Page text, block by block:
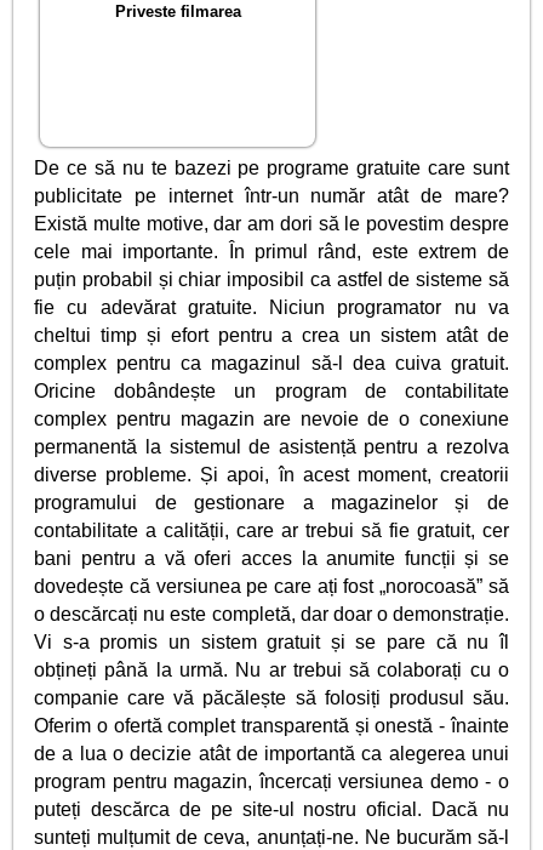
Priveste filmarea
De ce să nu te bazezi pe programe gratuite care sunt
publicitate pe internet într-un număr atât de mare?
Există multe motive, dar am dori să le povestim despre
cele mai importante. În primul rând, este extrem de
puțin probabil și chiar imposibil ca astfel de sisteme să
fie cu adevărat gratuite. Niciun programator nu va
cheltui timp și efort pentru a crea un sistem atât de
complex pentru ca magazinul să-l dea cuiva gratuit.
Oricine dobândește un program de contabilitate
complex pentru magazin are nevoie de o conexiune
permanentă la sistemul de asistență pentru a rezolva
diverse probleme. Și apoi, în acest moment, creatorii
programului de gestionare a magazinelor și de
contabilitate a calității, care ar trebui să fie gratuit, cer
bani pentru a vă oferi acces la anumite funcții și se
dovedește că versiunea pe care ați fost „norocoasă” să
o descărcați nu este completă, dar doar o demonstrație.
Vi s-a promis un sistem gratuit și se pare că nu îl
obțineți până la urmă. Nu ar trebui să colaborați cu o
companie care vă păcălește să folosiți produsul său.
Oferim o ofertă complet transparentă și onestă - înainte
de a lua o decizie atât de importantă ca alegerea unui
program pentru magazin, încercați versiunea demo - o
puteți descărca de pe site-ul nostru oficial. Dacă nu
sunteți mulțumit de ceva, anunțați-ne. Ne bucurăm să-l